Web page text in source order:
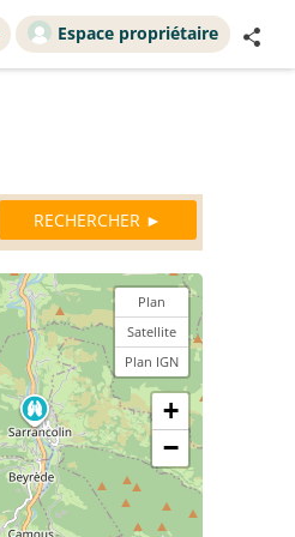
Espace propriétaire
Plan
Satellite
Plan IGN
+
−